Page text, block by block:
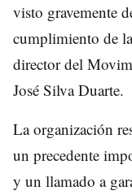
visto gravemente
cumplimiento de
director del
José Silva Duarte.
La organización
un precedente
y un llamado a